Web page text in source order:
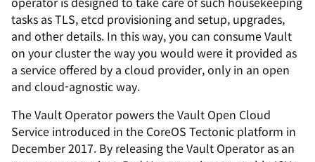
tasks as TLS, etcd provisioning and setup, upgrades,
and other details. In this way, you can consume Vault
on your cluster the way you would were it provided as
a service offered by a cloud provider, only in an open
and cloud-agnostic way.
The Vault Operator powers the Vault Open Cloud
Service introduced in the CoreOS Tectonic platform in
December 2017. By releasing the Vault Operator as an